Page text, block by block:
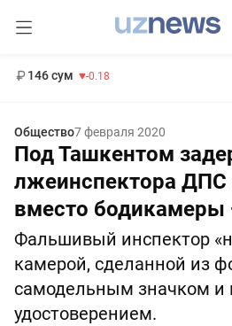
146 сум -0.18
Общество7 февраля 2020
Под Ташкентом
лжеинспектора
вместо бодикамеры
Фальшивый инспектор
камерой, сделанной из
самодельным значком
удостоверением.